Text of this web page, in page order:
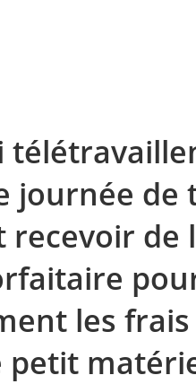
journée
recevoir de
les frais
petit